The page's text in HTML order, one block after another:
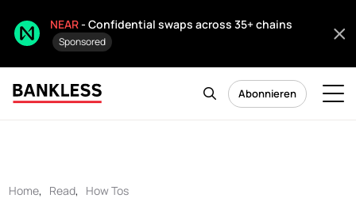
NEAR- Confidential swaps across 35+ chains
Sponsored
Abonnieren
Home, Read, How Tos